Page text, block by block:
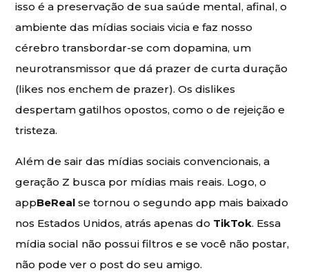
isso é a preservação de sua saúde mental, afinal, o
ambiente das mídias sociais vicia e faz nosso
cérebro transbordar-se com dopamina, um
neurotransmissor que dá prazer de curta duração
(likes nos enchem de prazer). Os dislikes
despertam gatilhos opostos, como o de rejeição e
tristeza.
Além de sair das mídias sociais convencionais, a
geração Z busca por mídias mais reais. Logo, o
appBeReal se tornou o segundo app mais baixado
nos Estados Unidos, atrás apenas do TikTok. Essa
mídia social não possui filtros e se você não postar,
não pode ver o post do seu amigo.